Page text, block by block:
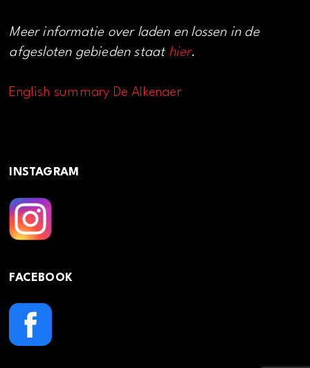
Meer informatie over laden en lossen in de
afgesloten gebieden staat hier.
English summary De Alkenaer
INSTAGRAM
FACEBOOK